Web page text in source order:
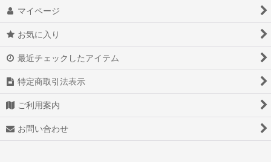
マイページ
お気に入り
最近チェックしたアイテム
特定商取引法表示
ご利用案内
お問い合わせ